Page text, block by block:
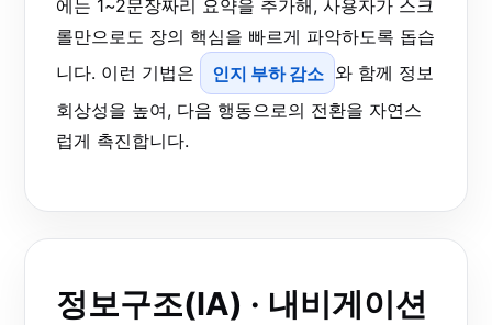
에는 1~2문장짜리 요약을 추가해, 사용자가 스크
롤만으로도 장의 핵심을 빠르게 파악하도록 돕습
니다. 이런 기법은
인지 부하 감소 와 함께 정보
회상성을 높여, 다음 행동으로의 전환을 자연스
럽게 촉진합니다.
정보구조(IA) · 내비게이션